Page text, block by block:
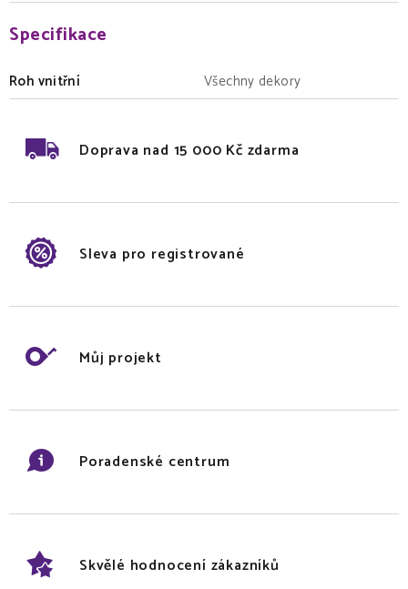
Specifikace
Roh vnitřní Všechny dekory
Doprava nad 15 000 Kč zdarma
Sleva pro registrované
Můj projekt
Poradenské centrum
Skvělé hodnocení zákazníků